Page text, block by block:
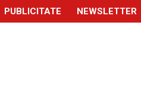
PUBLICITATE NEWSLETTER